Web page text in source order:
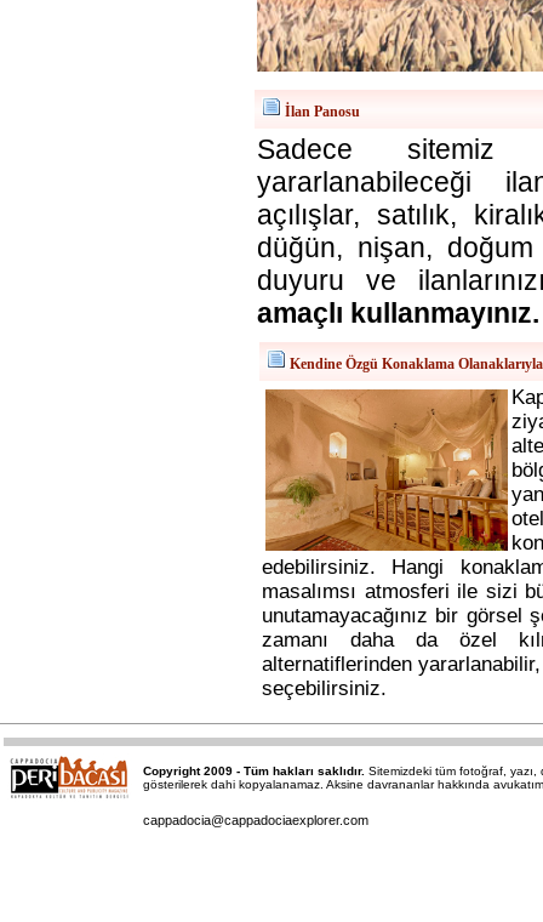
İlan Panosu
Sadece sitemiz
yararlanabileceği
açılışlar, satılık,
düğün, nişan,
duyuru ve
amaçlı kullanmayınız.
Kendine Özgü Konaklama
edebilirsiniz. Hangi
masalımsı atmosferi ile sizi
unutamayacağınız bir görsel
zamanı daha da özel
alternatiflerinden
seçebilirsiniz.
Copyright 2009 - Tüm hakları saklıdır. Sitemizdeki tüm fotoğraf, yazı,
gösterilerek dahi kopyalanamaz. Aksine davrananlar hakkında
cappadocia@cappadociaexplorer.com